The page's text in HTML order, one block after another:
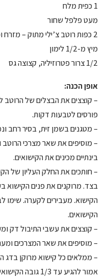
1 כפית מלח
מעט פלפל שחור
2 כפות רוטב צ’ילי מתוק – מזרח ומערב
מיץ מ-1/2 לימון
1/2 צרור פטרוזיליה, קצוצה גס
אופן הכנה:
– קוצצים את הבצלים של הרוטב
פורסים לטבעות דקות.
– מטגנים בשמן זית, בסיר רחב
בינתיים מכינים את הקישואים.
בצד. מרוקנים את פנים הקישוא
הקישואים.
– קוצצים את עשבי התיבול דק
– מוסיפים את שאר המצרכים
– ממלאים כל קישוא מרוקן בדג
אמור להגיע עד